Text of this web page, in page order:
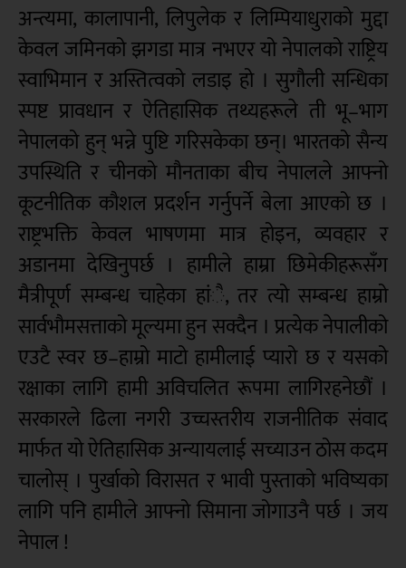
अन्त्यमा, कालापानी, लिपुलेक र लिम्पियाधुराको मुद्दा
केवल जमिनको झगडा मात्र नभएर यो नेपालको राष्ट्रिय
स्वाभिमान र अस्तित्वको लडाइ हो । सुगौली सन्धिका
स्पष्ट प्रावधान र ऐतिहासिक तथ्यहरूले ती भू–भाग
नेपालको हुन् भन्ने पुष्टि गरिसकेका छन्। भारतको सैन्य
उपस्थिति र चीनको मौनताका बीच नेपालले आफ्नो
कूटनीतिक कौशल प्रदर्शन गर्नुपर्ने बेला आएको छ ।
राष्ट्रभक्ति केवल भाषणमा मात्र होइन, व्यवहार र
अडानमा देखिनुपर्छ । हामीले हाम्रा छिमेकीहरूसँग
मैत्रीपूर्ण सम्बन्ध चाहेका हांै, तर त्यो सम्बन्ध हाम्रो
सार्वभौमसत्ताको मूल्यमा हुन सक्दैन । प्रत्येक नेपालीको
एउटै स्वर छ–हाम्रो माटो हामीलाई प्यारो छ र यसको
रक्षाका लागि हामी अविचलित रूपमा लागिरहनेछौं ।
सरकारले ढिला नगरी उच्चस्तरीय राजनीतिक संवाद
मार्फत यो ऐतिहासिक अन्यायलाई सच्याउन ठोस कदम
चालोस् । पुर्खाको विरासत र भावी पुस्ताको भविष्यका
लागि पनि हामीले आफ्नो सिमाना जोगाउनै पर्छ । जय
नेपाल !